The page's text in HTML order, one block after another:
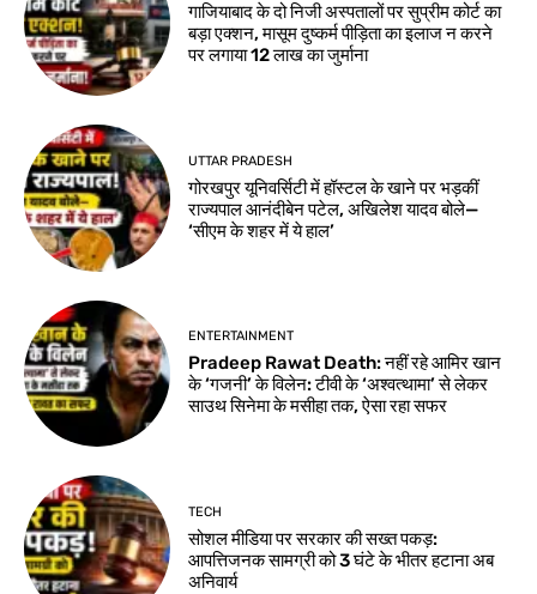
गाजियाबाद के दो निजी अस्पतालों पर सुप्रीम कोर्ट का
बड़ा एक्शन, मासूम दुष्कर्म पीड़िता का इलाज न करने
पर लगाया 12 लाख का जुर्माना
UTTAR PRADESH
गोरखपुर यूनिवर्सिटी में हॉस्टल के खाने पर भड़कीं
राज्यपाल आनंदीबेन पटेल, अखिलेश यादव बोले—
‘सीएम के शहर में ये हाल’
ENTERTAINMENT
Pradeep Rawat Death: नहीं रहे आमिर खान
के ‘गजनी’ के विलेन: टीवी के ‘अश्वत्थामा’ से लेकर
साउथ सिनेमा के मसीहा तक, ऐसा रहा सफर
TECH
सोशल मीडिया पर सरकार की सख्त पकड़:
आपत्तिजनक सामग्री को 3 घंटे के भीतर हटाना अब
अनिवार्य